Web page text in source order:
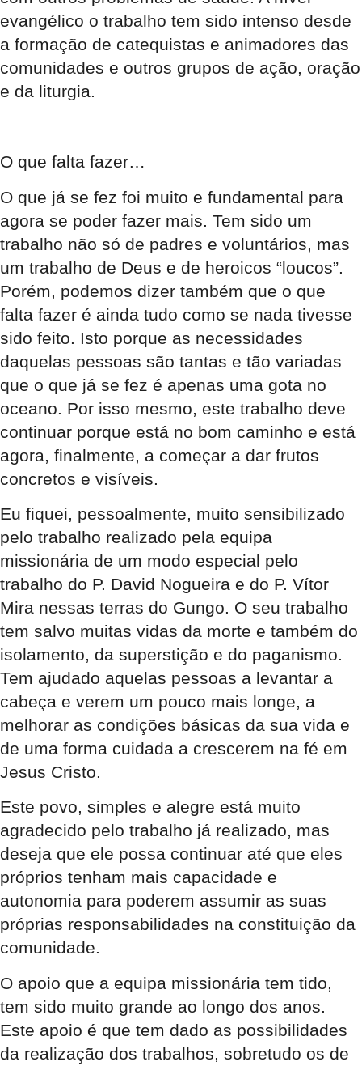
evangélico o trabalho tem sido intenso desde
a formação de catequistas e animadores das
comunidades e outros grupos de ação, oração
e da liturgia.
O que falta fazer…
O que já se fez foi muito e fundamental para
agora se poder fazer mais. Tem sido um
trabalho não só de padres e voluntários, mas
um trabalho de Deus e de heroicos “loucos”.
Porém, podemos dizer também que o que
falta fazer é ainda tudo como se nada tivesse
sido feito. Isto porque as necessidades
daquelas pessoas são tantas e tão variadas
que o que já se fez é apenas uma gota no
oceano. Por isso mesmo, este trabalho deve
continuar porque está no bom caminho e está
agora, finalmente, a começar a dar frutos
concretos e visíveis.
Eu fiquei, pessoalmente, muito sensibilizado
pelo trabalho realizado pela equipa
missionária de um modo especial pelo
trabalho do P. David Nogueira e do P. Vítor
Mira nessas terras do Gungo. O seu trabalho
tem salvo muitas vidas da morte e também do
isolamento, da superstição e do paganismo.
Tem ajudado aquelas pessoas a levantar a
cabeça e verem um pouco mais longe, a
melhorar as condições básicas da sua vida e
de uma forma cuidada a crescerem na fé em
Jesus Cristo.
Este povo, simples e alegre está muito
agradecido pelo trabalho já realizado, mas
deseja que ele possa continuar até que eles
próprios tenham mais capacidade e
autonomia para poderem assumir as suas
próprias responsabilidades na constituição da
comunidade.
O apoio que a equipa missionária tem tido,
tem sido muito grande ao longo dos anos.
Este apoio é que tem dado as possibilidades
da realização dos trabalhos, sobretudo os de